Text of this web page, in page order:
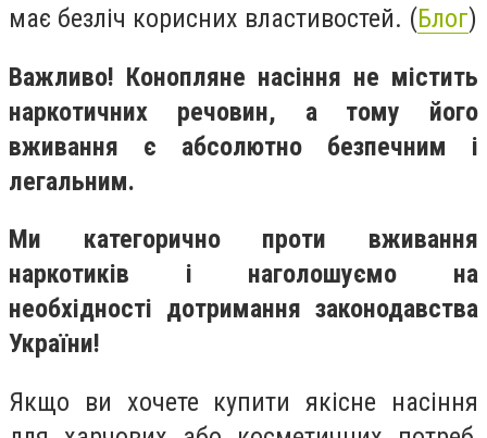
має безліч корисних властивостей. (Блог)
Важливо! Конопляне насіння не містить
наркотичних речовин, а тому його
вживання є абсолютно безпечним і
легальним.
Ми категорично проти вживання
наркотиків і наголошуємо на
необхідності дотримання законодавства
України!
Якщо ви хочете купити якісне насіння